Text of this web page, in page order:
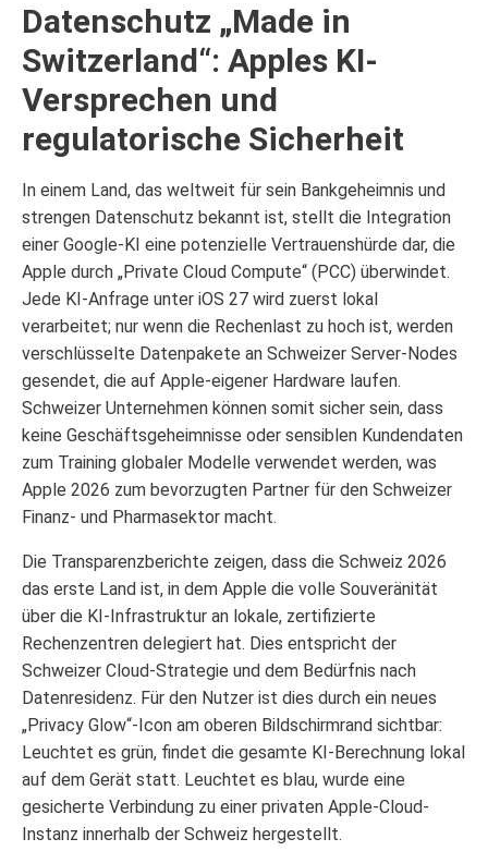
Datenschutz „Made in
Switzerland“: Apples KI-
Versprechen und
regulatorische Sicherheit
In einem Land, das weltweit für sein Bankgeheimnis und
strengen Datenschutz bekannt ist, stellt die Integration
einer Google-KI eine potenzielle Vertrauenshürde dar, die
Apple durch „Private Cloud Compute“ (PCC) überwindet.
Jede KI-Anfrage unter iOS 27 wird zuerst lokal
verarbeitet; nur wenn die Rechenlast zu hoch ist, werden
verschlüsselte Datenpakete an Schweizer Server-Nodes
gesendet, die auf Apple-eigener Hardware laufen.
Schweizer Unternehmen können somit sicher sein, dass
keine Geschäftsgeheimnisse oder sensiblen Kundendaten
zum Training globaler Modelle verwendet werden, was
Apple 2026 zum bevorzugten Partner für den Schweizer
Finanz- und Pharmasektor macht.
Die Transparenzberichte zeigen, dass die Schweiz 2026
das erste Land ist, in dem Apple die volle Souveränität
über die KI-Infrastruktur an lokale, zertifizierte
Rechenzentren delegiert hat. Dies entspricht der
Schweizer Cloud-Strategie und dem Bedürfnis nach
Datenresidenz. Für den Nutzer ist dies durch ein neues
„Privacy Glow“-Icon am oberen Bildschirmrand sichtbar:
Leuchtet es grün, findet die gesamte KI-Berechnung lokal
auf dem Gerät statt. Leuchtet es blau, wurde eine
gesicherte Verbindung zu einer privaten Apple-Cloud-
Instanz innerhalb der Schweiz hergestellt.